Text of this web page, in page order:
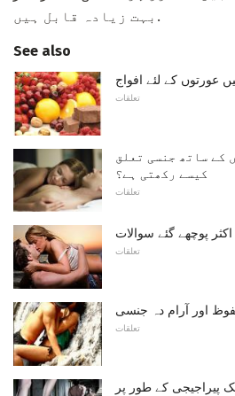
بہت زیادہ قابل ہیں.
See also
عورتوں کے لئے افواج
تعلقات
کے ساتھ جنسی تعلق
کیسے رکھتی ہے؟
تعلقات
پوچھے گئے سوالات
تعلقات
اور آرام دہ جنسی
تعلقات
پیراجیجی کے طور پر